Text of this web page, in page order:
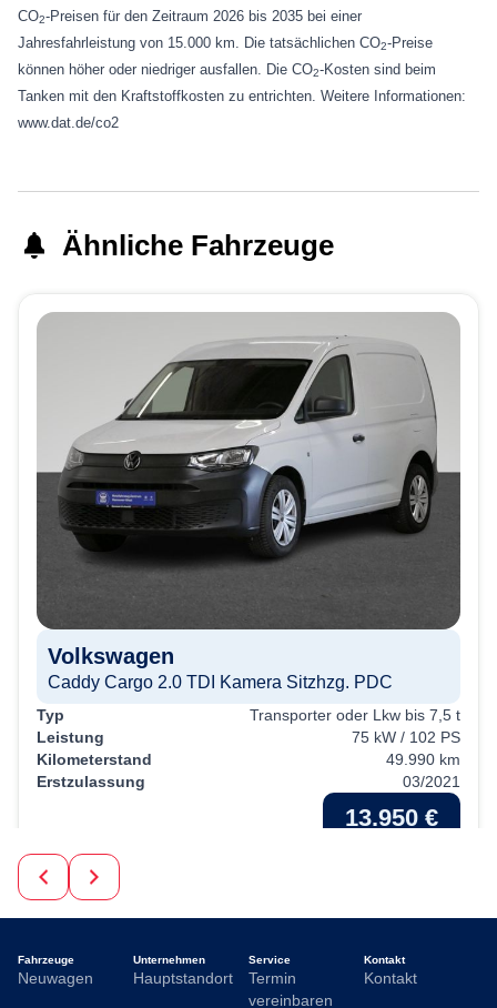
CO2-Preisen für den Zeitraum 2026 bis 2035 bei einer
Jahresfahrleistung von 15.000 km. Die tatsächlichen CO2-Preise
können höher oder niedriger ausfallen. Die CO2-Kosten sind beim
Tanken mit den Kraftstoffkosten zu entrichten. Weitere Informationen:
www.dat.de/co2
Ähnliche Fahrzeuge
Volkswagen
Caddy Cargo 2.0 TDI Kamera Sitzhzg. PDC
Typ
Transporter oder Lkw bis 7,5 t
Leistung
75 kW / 102 PS
Kilometerstand
49.990 km
Erstzulassung
03/2021
13.950 €
Kraftstoffverbrauch (kombiniert):
Emissionen (kombiniert):
Fahrzeuge
Neuwagen
Unternehmen
Hauptstandort
Service
Termin
vereinbaren
Kontakt
Kontakt